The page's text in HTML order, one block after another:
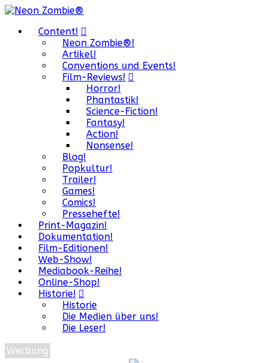
Content!
Neon Zombie®!
Artikel!
Conventions und Events!
Film-Reviews!
Horror!
Phantastik!
Science-Fiction!
Fantasy!
Action!
Nonsense!
Blog!
Popkultur!
Trailer!
Games!
Comics!
Pressehefte!
Print-Magazin!
Dokumentation!
Film-Editionen!
Web-Show!
Mediabook-Reihe!
Online-Shop!
Historie!
Historie
Die Medien über uns!
Die Leser!
Werbung